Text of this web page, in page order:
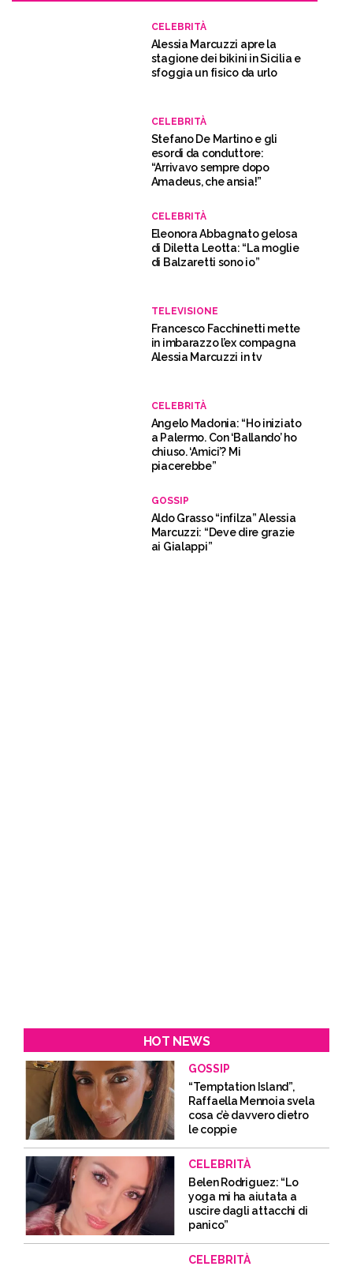
CELEBRITÀ
Alessia Marcuzzi apre la
stagione dei bikini in Sicilia e
sfoggia un fisico da urlo
CELEBRITÀ
Stefano De Martino e gli
esordi da conduttore:
“Arrivavo sempre dopo
Amadeus, che ansia!”
CELEBRITÀ
Eleonora Abbagnato gelosa
di Diletta Leotta: “La moglie
di Balzaretti sono io”
TELEVISIONE
Francesco Facchinetti mette
in imbarazzo l’ex compagna
Alessia Marcuzzi in tv
CELEBRITÀ
Angelo Madonia: “Ho iniziato
a Palermo. Con ‘Ballando’ ho
chiuso. ‘Amici’? Mi
piacerebbe”
GOSSIP
Aldo Grasso “infilza” Alessia
Marcuzzi: “Deve dire grazie
ai Gialappi”
HOT NEWS
GOSSIP
“Temptation Island”,
Raffaella Mennoia svela
cosa c’è davvero dietro
le coppie
CELEBRITÀ
Belen Rodriguez: “Lo
yoga mi ha aiutata a
uscire dagli attacchi di
panico”
CELEBRITÀ